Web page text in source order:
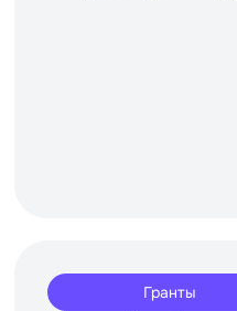
Гранты